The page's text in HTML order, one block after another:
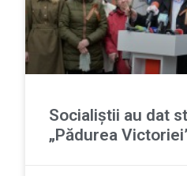
Socialiștii au dat
„Pădurea